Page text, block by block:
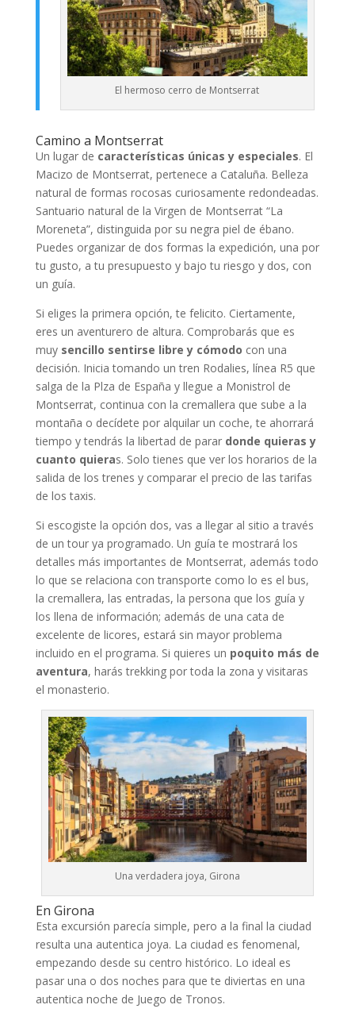
El hermoso cerro de Montserrat
Camino a Montserrat
Un lugar de características únicas y especiales. El
Macizo de Montserrat, pertenece a Cataluña. Belleza
natural de formas rocosas curiosamente redondeadas.
Santuario natural de la Virgen de Montserrat “La
Moreneta”, distinguida por su negra piel de ébano.
Puedes organizar de dos formas la expedición, una por
tu gusto, a tu presupuesto y bajo tu riesgo y dos, con
un guía.
Si eliges la primera opción, te felicito. Ciertamente,
eres un aventurero de altura. Comprobarás que es
muy sencillo sentirse libre y cómodo con una
decisión. Inicia tomando un tren Rodalies, línea R5 que
salga de la Plza de España y llegue a Monistrol de
Montserrat, continua con la cremallera que sube a la
montaña o decídete por alquilar un coche, te ahorrará
tiempo y tendrás la libertad de parar donde quieras y
cuanto quieras. Solo tienes que ver los horarios de la
salida de los trenes y comparar el precio de las tarifas
de los taxis.
Si escogiste la opción dos, vas a llegar al sitio a través
de un tour ya programado. Un guía te mostrará los
detalles más importantes de Montserrat, además todo
lo que se relaciona con transporte como lo es el bus,
la cremallera, las entradas, la persona que los guía y
los llena de información; además de una cata de
excelente de licores, estará sin mayor problema
incluido en el programa. Si quieres un poquito más de
aventura, harás trekking por toda la zona y visitaras
el monasterio.
Una verdadera joya, Girona
En Girona
Esta excursión parecía simple, pero a la final la ciudad
resulta una autentica joya. La ciudad es fenomenal,
empezando desde su centro histórico. Lo ideal es
pasar una o dos noches para que te diviertas en una
autentica noche de Juego de Tronos.